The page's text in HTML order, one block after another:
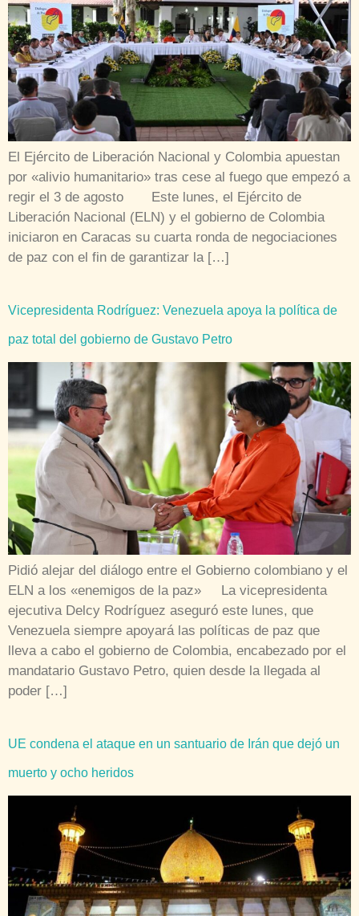
El Ejército de Liberación Nacional y Colombia apuestan
por «alivio humanitario» tras cese al fuego que empezó a
regir el 3 de agosto Este lunes, el Ejército de
Liberación Nacional (ELN) y el gobierno de Colombia
iniciaron en Caracas su cuarta ronda de negociaciones
de paz con el fin de garantizar la […]
Vicepresidenta Rodríguez: Venezuela apoya la política de
paz total del gobierno de Gustavo Petro
Pidió alejar del diálogo entre el Gobierno colombiano y el
ELN a los «enemigos de la paz» La vicepresidenta
ejecutiva Delcy Rodríguez aseguró este lunes, que
Venezuela siempre apoyará las políticas de paz que
lleva a cabo el gobierno de Colombia, encabezado por el
mandatario Gustavo Petro, quien desde la llegada al
poder […]
UE condena el ataque en un santuario de Irán que dejó un
muerto y ocho heridos